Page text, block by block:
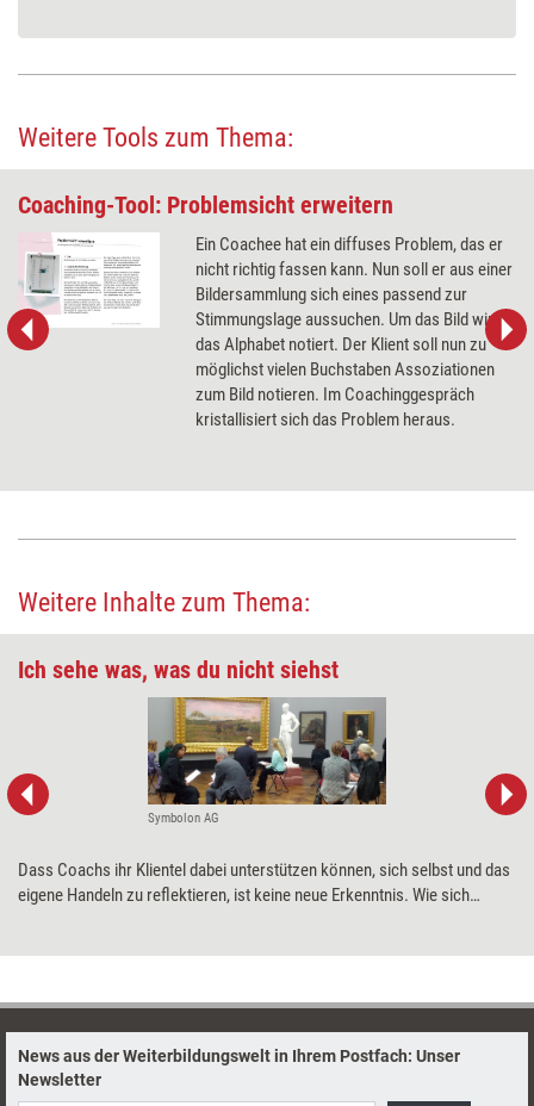
Weitere Tools zum Thema:
Coaching-Tool: Problemsicht erweitern
Ein Coachee hat ein diffuses Problem, das er
nicht richtig fassen kann. Nun soll er aus einer
Bildersammlung sich eines passend zur
Stimmungslage aussuchen. Um das Bild wird
das Alphabet notiert. Der Klient soll nun zu
möglichst vielen Buchstaben Assoziationen
zum Bild notieren. Im Coachinggespräch
kristallisiert sich das Problem heraus.
Weitere Inhalte zum Thema:
Ich sehe was, was du nicht siehst
Symbolon AG
Dass Coachs ihr Klientel dabei unterstützen können, sich selbst und das
eigene Handeln zu reflektieren, ist keine neue Erkenntnis. Wie sich
News aus der Weiterbildungswelt in Ihrem Postfach: Unser
Newsletter